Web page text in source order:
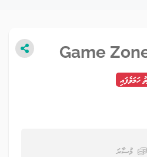
Game
ހަމަވެފައި
މުސާރަ